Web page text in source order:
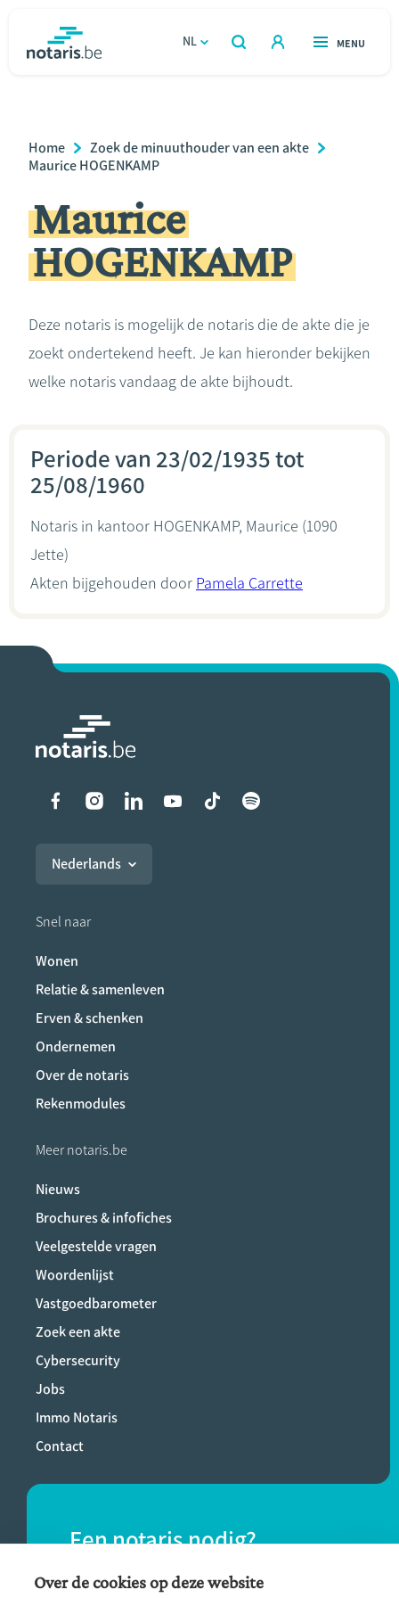
gaan
NL
OPEN
ZOEKEN
OPEN
MENU
Relatie & samenleven
Erven & schenken
Ondernemen
Rekenmodules
Breadcrumb
Home
Zoek de minuuthouder van een akte
Maurice HOGENKAMP
Maurice
HOGENKAMP
Deze notaris is mogelijk de notaris die de akte die je
zoekt ondertekend heeft. Je kan hieronder bekijken
welke notaris vandaag de akte bijhoudt.
Periode van 23/02/1935 tot
25/08/1960
Notaris in kantoor HOGENKAMP, Maurice (1090
Jette)
Akten bijgehouden door Pamela Carrette
Liens vers les réseaux
Nederlands
Snel naar
Wonen
Relatie & samenleven
Erven & schenken
Ondernemen
Over de notaris
Rekenmodules
Meer notaris.be
Nieuws
Brochures & infofiches
Veelgestelde vragen
Woordenlijst
Vastgoedbarometer
Zoek een akte
Cybersecurity
Jobs
Immo Notaris
Contact
Een notaris nodig?
Vind eenvoudig een notaris bij jou in de
Over de cookies op deze website